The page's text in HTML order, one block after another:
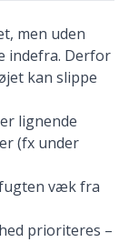
men uden
indefra. Derfor
kan slippe
lignende
(fx under
vækfra
prioriteres –